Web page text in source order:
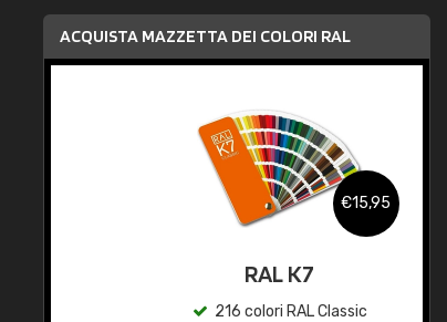
ACQUISTA MAZZETTA DEI COLORI RAL
€15,95
RAL K7
216 colori RAL Classic